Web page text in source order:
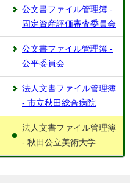
公文書ファイル管理簿 -
固定資産評価審査委員会
公文書ファイル管理簿 -
公平委員会
法人文書ファイル管理簿
- 市立秋田総合病院
法人文書ファイル管理簿
- 秋田公立美術大学